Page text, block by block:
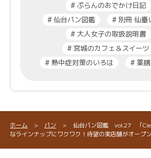
#ぷらんのおでかけ日記
# 仙台パン図鑑 # 別冊 仙臺
#大人女子の取扱説明書
#宮城のカフェ＆スイーツ
# 熱中症対策のいろは # 薬
ホーム > パン >
仙台パン図鑑 vol.27 「
なラインナップにワクワク！待望の実店舗がオープ